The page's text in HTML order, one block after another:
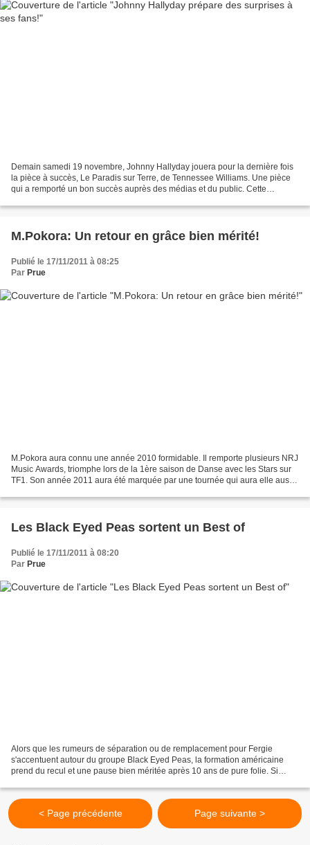
Demain samedi 19 novembre, Johnny Hallyday jouera pour la dernière fois
la pièce à succès, Le Paradis sur Terre, de Tennessee Williams. Une pièce
qui a remporté un bon succès auprès des médias et du public. Cette
M.Pokora: Un retour en grâce bien mérité!
Publié le 17/11/2011 à 08:25
Par Prue
M.Pokora aura connu une année 2010 formidable. Il remporte plusieurs NRJ
Music Awards, triomphe lors de la 1ère saison de Danse avec les Stars sur
TF1. Son année 2011 aura été marquée par une tournée qui aura elle aussi
Les Black Eyed Peas sortent un Best of
Publié le 17/11/2011 à 08:20
Par Prue
Alors que les rumeurs de séparation ou de remplacement pour Fergie
s'accentuent autour du groupe Black Eyed Peas, la formation américaine
prend du recul et une pause bien méritée après 10 ans de pure folie. Si
< Page précédente Page suivante >